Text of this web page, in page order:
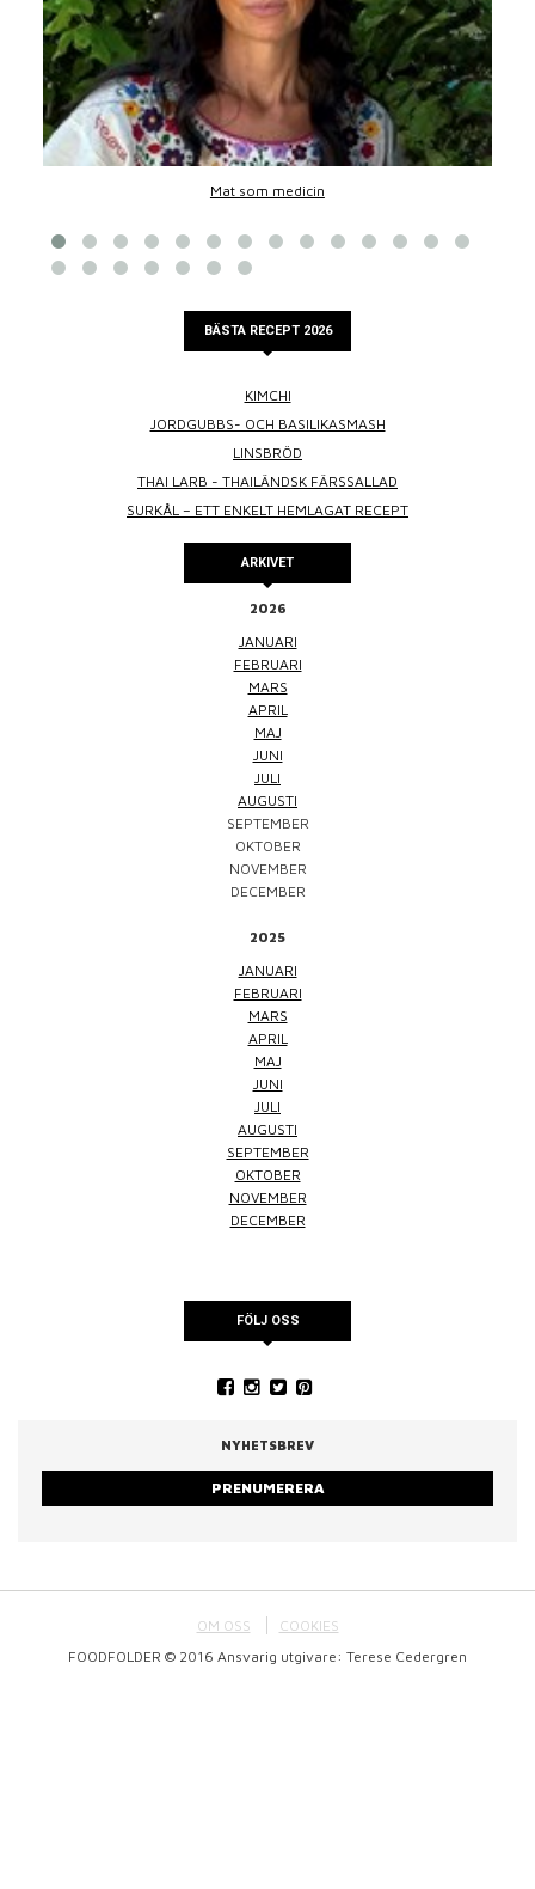
Mat som medicin
BÄSTA RECEPT 2026
KIMCHI
JORDGUBBS- OCH BASILIKASMASH
LINSBRÖD
THAI LARB - THAILÄNDSK FÄRSSALLAD
SURKÅL – ETT ENKELT HEMLAGAT RECEPT
ARKIVET
2026
JANUARI
FEBRUARI
MARS
APRIL
MAJ
JUNI
JULI
AUGUSTI
SEPTEMBER
OKTOBER
NOVEMBER
DECEMBER
2025
JANUARI
FEBRUARI
MARS
APRIL
MAJ
JUNI
JULI
AUGUSTI
SEPTEMBER
OKTOBER
NOVEMBER
DECEMBER
FÖLJ OSS
NYHETSBREV
PRENUMERERA
OM OSS
COOKIES
FOODFOLDER © 2016 Ansvarig utgivare: Terese Cedergren